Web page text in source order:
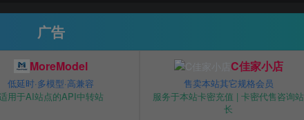
广告
MoreModel
低延时·多模型·高兼容
用于AI站点的API中转站
C佳家小店
售卖本站其它规格会员
服务于本站卡密充值 | 卡密代售咨询站
长